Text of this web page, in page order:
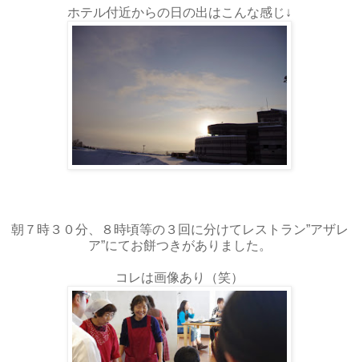
ホテル付近からの日の出はこんな感じ↓
朝７時３０分、８時頃等の３回に分けてレストラン”アザレ
ア”にてお餅つきがありました。
コレは画像あり（笑）